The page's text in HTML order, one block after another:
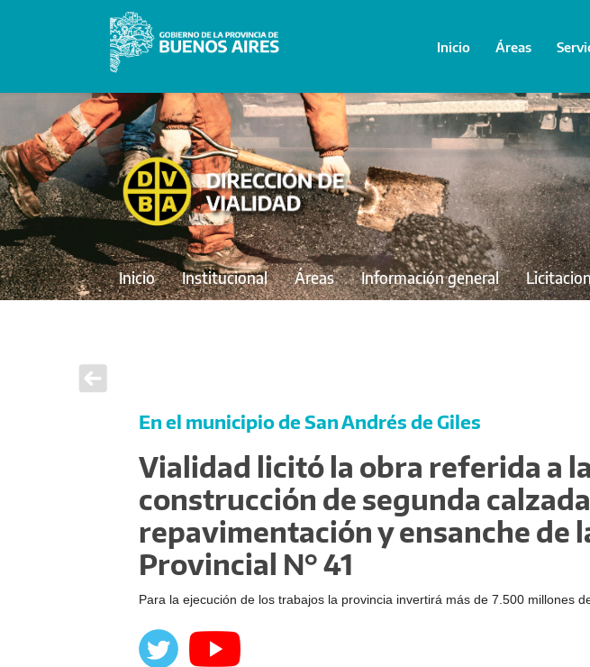
Inicio Áreas
Inicio Institucional Áreas Información general
En el municipio de San Andrés de Giles
Vialidad licitó la obra referida a la
construcción de segunda
repavimentación y ensanche de
Provincial N° 41
Para la ejecución de los trabajos la provincia invertirá más de 7.500 millones